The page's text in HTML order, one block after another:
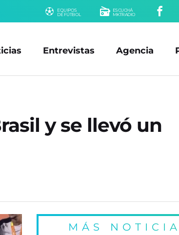
EQUIPOS
DE FÚTBOL
ESCUCHÁ
MKTRADIO
Entrevistas Agencia
y se llevó un
MÁS